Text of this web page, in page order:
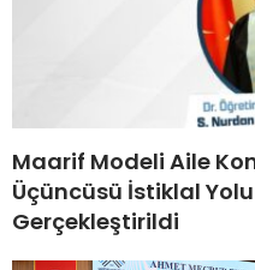
Maarif Modeli Aile
Üçüncüsü İstiklal
Gerçekleştirildi